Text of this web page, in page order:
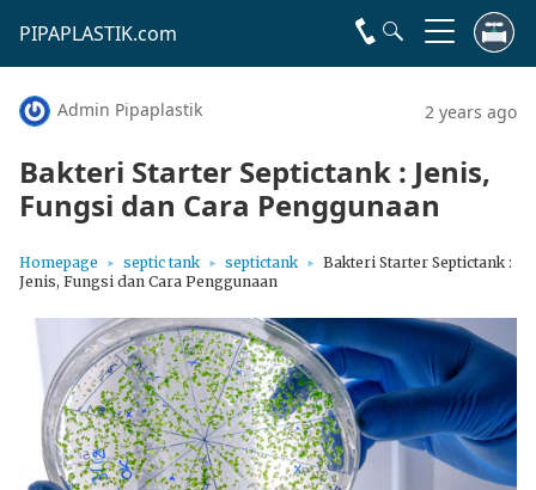
PIPAPLASTIK.com
Admin Pipaplastik 2 years ago
Bakteri Starter Septictank : Jenis,
Fungsi dan Cara Penggunaan
Homepage septic tank septictank
Bakteri Starter Septictank :
Jenis, Fungsi dan Cara Penggunaan